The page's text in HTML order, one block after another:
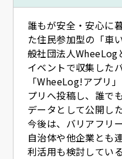
誰もが安全・安心に
た住民参加型の「車
般社団法人WheeLog
イベントで収集した
「WheeLog!アプリ
プリへ投稿し、誰で
データとして公開した
今後は、バリアフリ
自治体や他企業とも
利活用も検討している